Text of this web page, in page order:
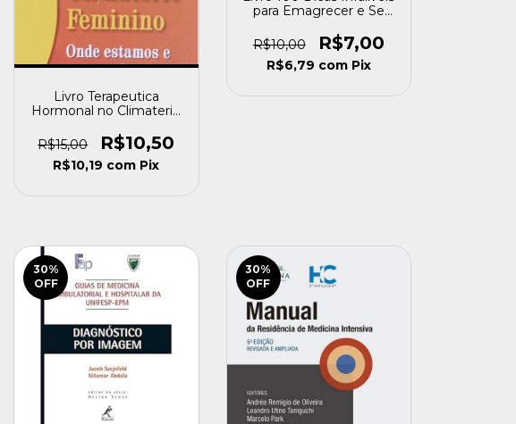
Livro Terapeutica
Hormonal no Climaterio
R$15,00
R$10,50
R$10,19 com Pix
para Emagrecer e Se
Descrição) Stutman,
Fred A. [usado]
R$10,00 R$7,00
R$6,79 com Pix
30%
OFF
30%
OFF